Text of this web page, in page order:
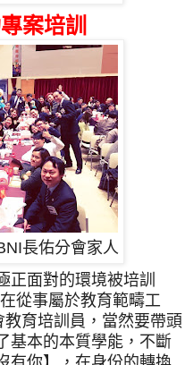
案培訓
長佑分會家人
正面對的環境被培訓
從事屬於教育範疇工
育培訓員，當然要帶頭
基本的本質學能，不斷